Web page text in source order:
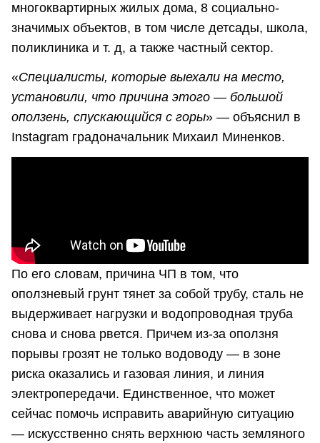
многоквартирных жилых дома, 8 социально-
значимых объектов, в том числе детсады, школа,
поликлиника и т. д, а также частный сектор.
«Специалисты, которые выехали на место,
установили, что причина этого — большой
оползень, спускающийся с горы» — объяснил в
Instagram градоначальник Михаил Миненков.
По его словам, причина ЧП в том, что
оползневый грунт тянет за собой трубу, сталь не
выдерживает нагрузки и водопроводная труба
снова и снова рвется. Причем из-за оползня
порывы грозят не только водоводу — в зоне
риска оказались и газовая линия, и линия
электропередачи. Единственное, что может
сейчас помочь исправить аварийную ситуацию
— искусственно снять верхнюю часть земляного